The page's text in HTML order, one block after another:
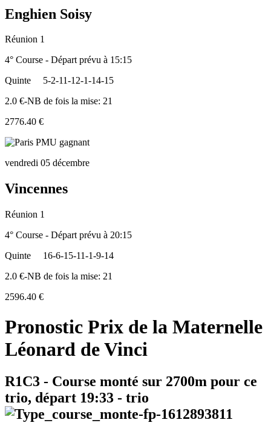
Enghien Soisy
Réunion 1
4° Course - Départ prévu à 15:15
Quinte
5-2-11-12-1-14-15
2.0 €-NB de fois la mise: 21
2776.40 €
vendredi 05 décembre
Vincennes
Réunion 1
4° Course - Départ prévu à 20:15
Quinte
16-6-15-11-1-9-14
2.0 €-NB de fois la mise: 21
2596.40 €
Pronostic Prix de la Maternelle
Léonard de Vinci
R1C3 - Course monté sur 2700m pour ce
trio, départ 19:33 - trio